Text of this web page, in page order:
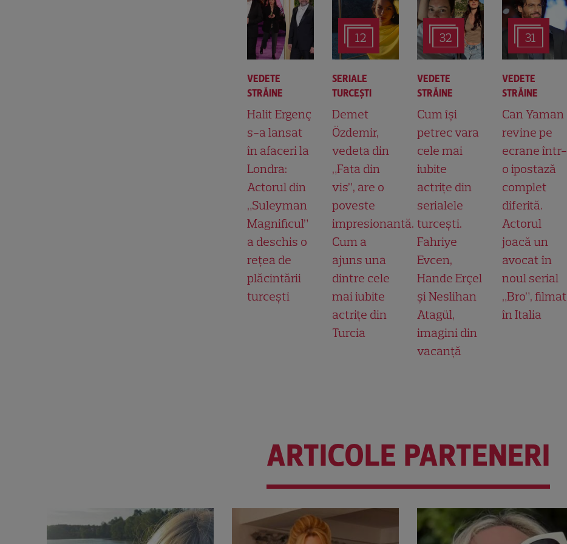
VEDETE
STRĂINE
Halit Ergenç
s-a lansat
în afaceri la
Londra:
Actorul din
„Suleyman
Magnificul”
a deschis o
rețea de
plăcintării
turcești
12
SERIALE
TURCEŞTI
Demet
Özdemir,
vedeta din
„Fata din
vis”, are o
poveste
impresionantă.
Cum a
ajuns una
dintre cele
mai iubite
actrițe din
Turcia
32
VEDETE
STRĂINE
Cum își
petrec vara
cele mai
iubite
actrițe din
serialele
turcești.
Fahriye
Evcen,
Hande Erçel
și Neslihan
Atagül,
imagini din
vacanță
31
VEDETE
STRĂINE
Can Yaman
revine pe
ecrane într-
o ipostază
complet
diferită.
Actorul
joacă un
avocat în
noul serial
„Bro”, filmat
în Italia
ARTICOLE PARTENERI